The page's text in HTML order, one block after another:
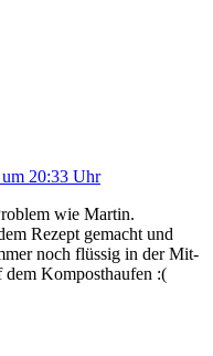
20:33 Uhr
wie Martin.
Rezept gemacht und
noch flüs­sig in der Mit­
dem Komposthaufen :(